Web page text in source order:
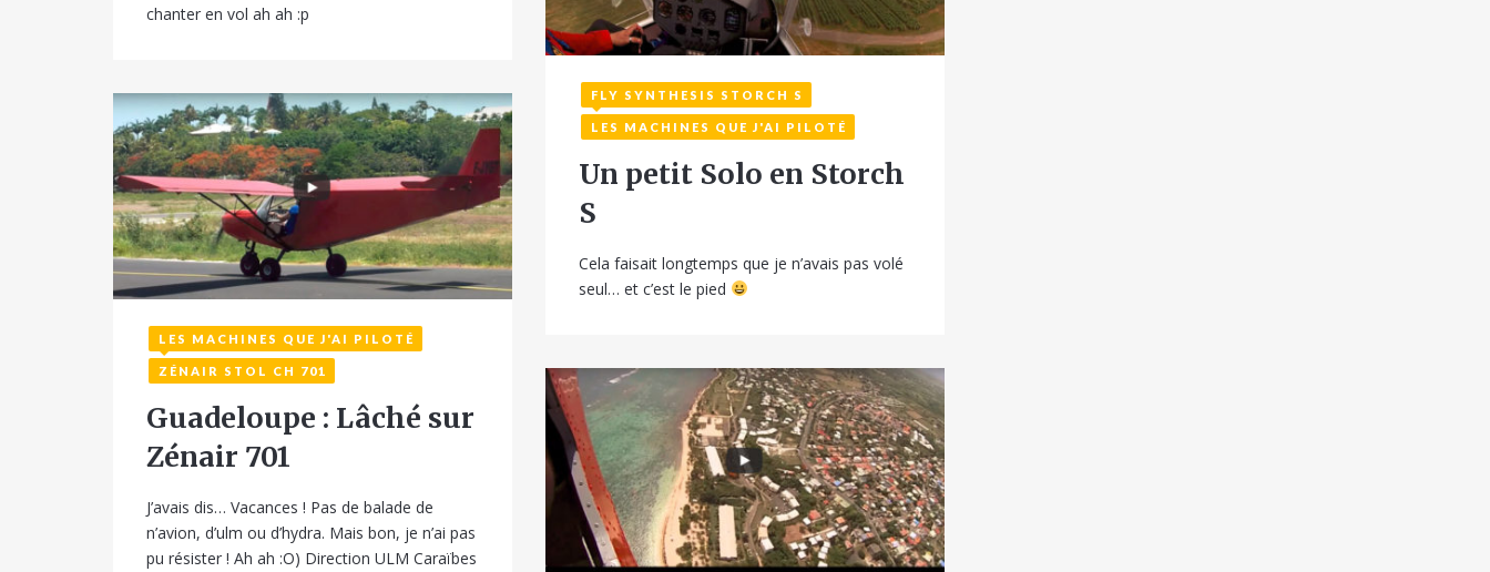
chanter en vol ah ah :p
22 juin 2016
FLY SYNTHESIS STORCH S
LES MACHINES QUE J'AI PILOTÉ
Un petit Solo en Storch
S
Cela faisait longtemps que je n’avais pas volé
seul… et c’est le pied
7 janvier 2016
LES MACHINES QUE J'AI PILOTÉ
ZÉNAIR STOL CH 701
Guadeloupe : Lâché sur
Zénair 701
J’avais dis… Vacances ! Pas de balade de
n’avion, d’ulm ou d’hydra. Mais bon, je n’ai pas
pu résister ! Ah ah :O) Direction ULM Caraïbes